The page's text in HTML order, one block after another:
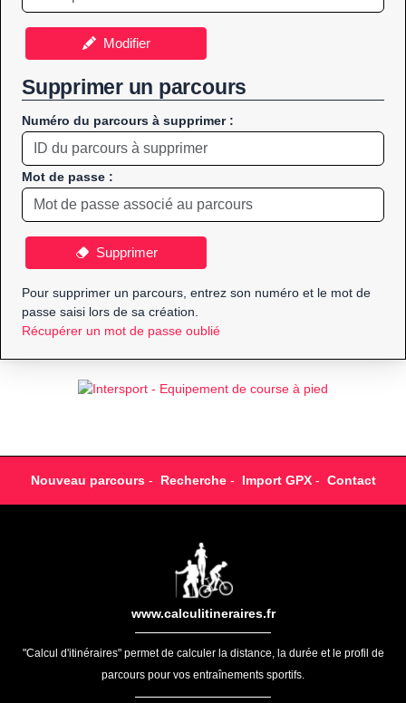
Modifier
Supprimer un parcours
Numéro du parcours à supprimer :
Mot de passe :
Supprimer
Pour supprimer un parcours, entrez son numéro et le mot de
passe saisi lors de sa création.
Récupérer un mot de passe oublié
Nouveau parcours- Recherche- Import GPX- Contact
www.calculitineraires.fr
"Calcul d'itinéraires" permet de calculer la distance, la durée et le profil de
parcours pour vos entraînements sportifs.